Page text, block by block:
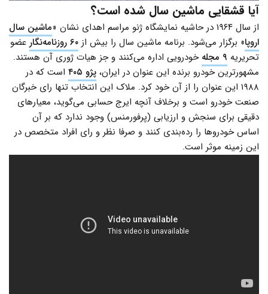
آیا قشقایی ماشین سال شده است؟
از سال ۱۹۶۴ در حاشیه نمایشگاه ژنو مراسم اهدای نشان «
ماشین سال
اروپا» برگزار می‌شود. برنامه ماشین سال را بیش از ۶۰ روزنامه‌نگار
عضو
تحریریه ۹ مجله
خودرویی اداره می‌کنند و جز هیات ژوری آن هستند.
مشهورترین خودرو برنده این عنوان در ایران، پژو ۴۰۵
است که در
۱۹۸۸ این عنوان را از آن خود کرد. ملاک این انتخاب تنها رای خبرگان
صنعت خودرو است و برخلاف آنچه ایرج حسابی می‌گوید، معیارهای
دقیقی برای سنجش و ارزیابی (پرفورمنس) وجود ندارد که بر آن
اساس خودروها را رده‌بندی کنند و صرفا نظر و رای افراد متخصص در
این زمینه موثر است.